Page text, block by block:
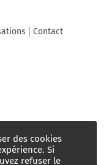
des cookies
Si
refuser le
Contact